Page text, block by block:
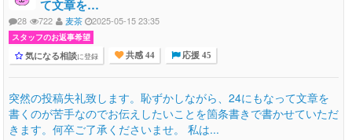
て文章を…
28 722 麦茶 2025-05-15 23:35
スタッフのお返事希望
気になる相談に登録 共感 44 応援 45
突然の投稿失礼致します。恥ずかしながら、24にもなって文章を
書くのが苦手なのでお伝えしたいことを箇条書きで書かせていただ
きます。何卒ご了承くださいませ。 私は...